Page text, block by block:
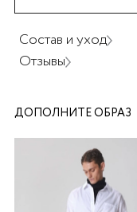
Состав и уход
Отзывы
ДОПОЛНИТЕ ОБРАЗ